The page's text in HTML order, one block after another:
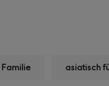
asiatisch